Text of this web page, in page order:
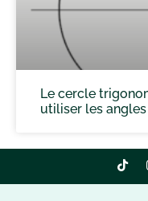
Le cercle
utiliser les